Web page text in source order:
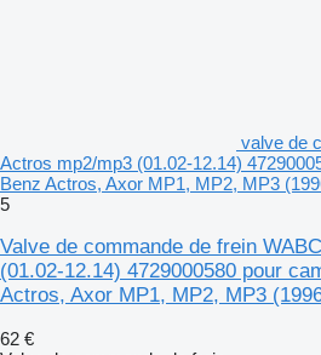
valve de
Actros mp2/mp3 (01.02-12.14)
Benz Actros, Axor MP1, MP2, MP3
5
Valve de commande de frein
(01.02-12.14) 4729000580 pour
Actros, Axor MP1, MP2, MP3
62 €